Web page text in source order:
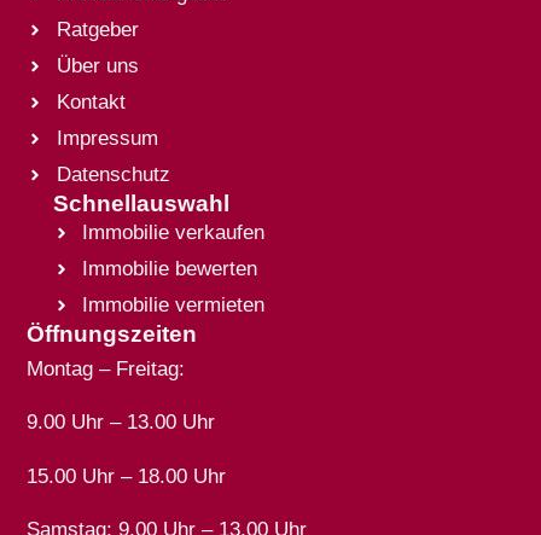
Ratgeber
Über uns
Kontakt
Impressum
Datenschutz
Schnellauswahl
Immobilie verkaufen
Immobilie bewerten
Immobilie vermieten
Öffnungszeiten
Montag – Freitag:
9.00 Uhr – 13.00 Uhr
15.00 Uhr – 18.00 Uhr
Samstag: 9.00 Uhr – 13.00 Uhr